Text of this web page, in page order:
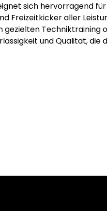
sich hervorragend
Freizeitkicker aller
gezielten Techniktraining
und Qualität, die